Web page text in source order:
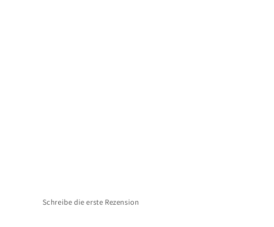
Schreibe die erste Rezension